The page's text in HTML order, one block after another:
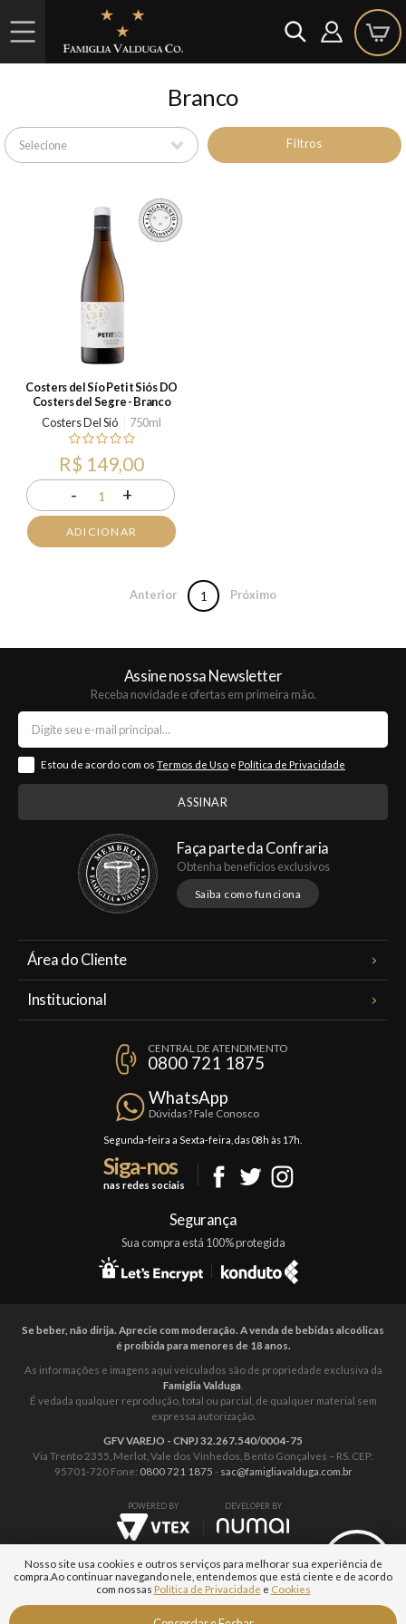
Branco
Filtros
Costers del Sío Petit Siós DO
Costers del Segre - Branco
Costers Del Sió
750ml
R$ 149,00
- 1 +
ADICIONAR
Anterior 1 Próximo
Assine nossa Newsletter
Receba novidade e ofertas em primeira mão.
Estou de acordo com os Termos de Uso e Política de Privacidade
Faça parte da Confraria
Obtenha benefícios exclusivos
Saiba como funciona
Área do Cliente
Institucional
Política de Privacidade
Trocas e Devoluções
Formas de Pagamento
CENTRAL DE ATENDIMENTO
0800 721 1875
WhatsApp
Dúvidas? Fale Conosco
Segunda-feira a Sexta-feira, das 08h às 17h.
Siga-nos
nas redes sociais
Segurança
Sua compra está 100% protegida
Se beber, não dirija. Aprecie com moderação. A venda de bebidas alcoólicas
é proíbida para menores de 18 anos.
As informações e imagens aqui veiculados são de propriedade exclusiva da
Famiglia Valduga
É vedada qualquer reprodução, total ou parcial, de qualquer material sem
expressa autorização.
GFV VAREJO - CNPJ 32.267.540/0004-75
Via Trento 2355, Merlot, Vale dos Vinhedos, Bento Gonçalves – RS. CEP:
95701-720 Fone: 0800 721 1875 - sac@famigliavalduga.com.br
POWERED BY DEVELOPER BY
Nosso site usa cookies e outros serviços para melhorar sua experiência de
compra. Ao continuar navegando nele, entendemos que está ciente e de acordo
com nossas Política de Privacidade e Cookies